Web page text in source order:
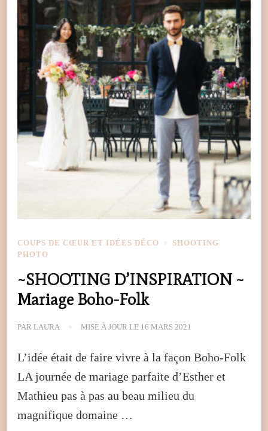
COUPS DE CŒUR ET IDÉES DÉCO
SHOOTING
PHOTO
~SHOOTING D’INSPIRATION ~
Mariage Boho-Folk
PAR LAURA MISE À JOUR LE 16 MARS 2021
L’idée était de faire vivre à la façon Boho-Folk
LA journée de mariage parfaite d’Esther et
Mathieu pas à pas au beau milieu du
magnifique domaine …